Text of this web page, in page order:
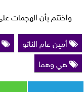
واختتم بأن الهجمات
أمين عام الناتو
هي وهما